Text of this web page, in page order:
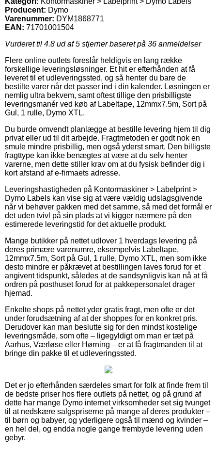
Producent: Dymo
Varenummer: DYM1868771
EAN: 71701001504
Vurderet til 4.8 ud af 5 stjerner baseret på 36 anmeldelser
Flere online outlets foreslår heldigvis en lang række
forskellige leveringsløsninger. Et hit er efterhånden at få
leveret til et udleveringssted, og så henter du bare de
bestilte varer når det passer ind i din kalender. Løsningen er
nemlig ultra bekvem, samt oftest tillige den prisbilligste
leveringsmanér ved køb af Labeltape, 12mmx7.5m, Sort på
Gul, 1 rulle, Dymo XTL.
Du burde omvendt planlægge at bestille levering hjem til dig
privat eller ud til dit arbejde. Fragtmetoden er godt nok en
smule mindre prisbillig, men også yderst smart. Den billigste
fragttype kan ikke benægtes at være at du selv henter
varerne, men dette stiller krav om at du fysisk befinder dig i
kort afstand af e-firmaets adresse.
Leveringshastigheden på Kontormaskiner > Labelprint >
Dymo Labels kan vise sig at være vældig udslagsgivende
når vi behøver pakken med det samme, så med det formål er
det uden tvivl på sin plads at vi kigger nærmere på den
estimerede leveringstid for det aktuelle produkt.
Mange butikker på nettet udlover 1 hverdags levering på
deres primære varenumre, eksempelvis Labeltape,
12mmx7.5m, Sort på Gul, 1 rulle, Dymo XTL, men som ikke
desto mindre er påkrævet at bestillingen laves forud for et
angivent tidspunkt, således at de sandsynligvis kan nå at få
ordren på posthuset forud for at pakkepersonalet drager
hjemad.
Enkelte shops på nettet yder gratis fragt, men ofte er det
under forudsætning af at der shoppes for en konkret pris.
Derudover kan man beslutte sig for den mindst kostelige
leveringsmåde, som ofte – ligegyldigt om man er tæt på
Aarhus, Værløse eller Hørning – er at få fragtmanden til at
bringe din pakke til et udleveringssted.
Det er jo efterhånden særdeles smart for folk at finde frem til
de bedste priser hos flere outlets på nettet, og på grund af
dette har mange Dymo internet virksomheder set sig tvunget
til at nedskære salgspriserne på mange af deres produkter –
til børn og babyer, og yderligere også til mænd og kvinder –
en hel del, og endda nogle gange frembyde levering uden
gebyr.